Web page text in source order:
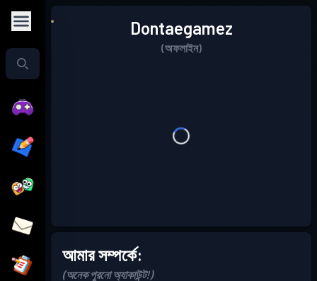
Dontaegamez
(অফলাইন)
আমার সম্পর্কে:
(অনেক পুরনো অ্যাকাউন্ট!)